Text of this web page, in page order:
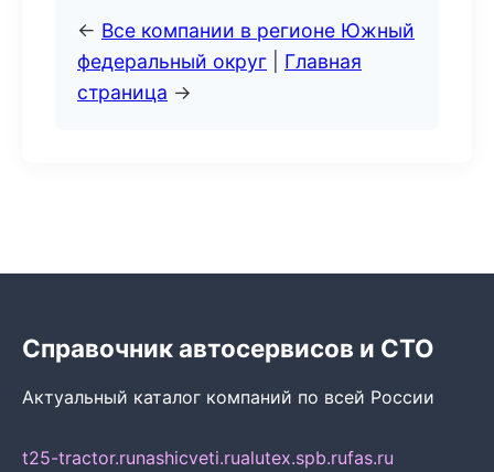
← Все компании в регионе Южный
федеральный округ
Главная
страница →
Справочник автосервисов и СТО
Актуальный каталог компаний по всей России
t25-tractor.runashicveti.rualutex.spb.rufas.ru